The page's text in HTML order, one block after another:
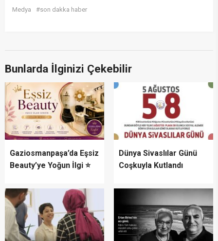
Medya #son dakka haber
Bunlarda İlginizi Çekebilir
Gaziosmanpaşa’da Eşsiz
Beauty’ye Yoğun İlgi ⭐
Dünya Sivaslılar Günü
Coşkuyla Kutlandı